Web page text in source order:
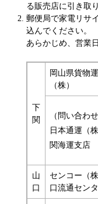
る販売店に引き取
郵便局で家電リサ
込んでください。
あらかじめ、営業
下
関
岡山県貨物
（株）
（問い合わせ
日本通運（
関海運支店
山
口
センコー（
口流通セン